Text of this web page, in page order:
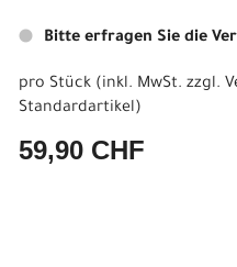
Bitte erfragen Sie die
pro Stück (inkl. MwSt. zzgl.
Standardartikel)
59,90 CHF